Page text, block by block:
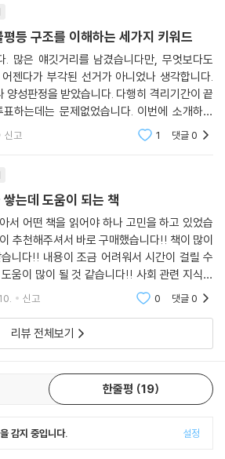
의 강한 국가는, 다윈의 표현을 빌리자면 ‘공
고 효율적인 국가는 서로 다른 두 차원의 것이
해 이야기하면 우리는 쌀밥을 먹으며 더 크
러한 국가를 만들었기에 쌀밥을 계속 먹을 수
색하더라도 동아시아 국가는 쌀 국가rice sta
국가의 기원」 중에서
실제로 실현되는지 여부와 관계없이, 개인에
을 가능케 했다. 개인 간의 숙련도가 평준화
숙련도가 동일한 속도로 성장할 것이라는 가
인력에게 동일한 보상을 주는 것이 가능해진
조직의 목표를 함께 이루었으니 연차 그룹에
눈 후, 같은 연차 내에서는─평등하게─n분
술은 연차 높은 사람이 산다). 따라서 연공제는
에 연대 의식을 고양시켰고, 생산성이 집합적
되었다. ‘왜 같이 일 해놓고 나이 많다고 더 가
리면 나처럼 보상받아’라는 미래에 대한 약속
, 30년 남은 세대’에게 강제되었다. 연공제는 어
, 혹은 기다릴 수 있는 자들(정규직)끼리의 ‘공
체제의 협업-관계 자본의 탄생」 중에서
하고 지배하는 룰이
상이 도래했다”
제의 구조 개혁 플랜
팬데믹과 복지국가의 역할까지, 오늘날 한국
현존을 흥미롭게 분석해 보여준다. 동아시아
의 준거로 삼는 여러 가지 원리가 있지만, 그
그것은 바로 ‘연공 문화’다. 경험 많고 나이
정을 맡기는 벼농사 체제의 위계 구조가 현대
금제도로 정착한 것이다.
의 세대』에 이어 이 책에서도 연공서열의 위계
한다. 연공제가 ‘세대 네트워크’와 ‘인구구
청년 실업과 비정규직 차별, 여성 배제의 구조
이터 분석을 통해 실증적으로 보여주는 이 책
인 구체제의 유산임을 밝히는 것이다. 오늘날
심에는 바로 이 연공제가 자리하고 있고, 따라
야 한다고 주장한다.
등 구조를 이해하는 세가지 키워드
도
젠다가 부각된 선거가 아니었나 생각합니다.
받았습니다. 다행히 격리기간이 끝
는 문제없었습니다. 이번에 소개하는
2021.3, 문학과지성사)는 작년 연말경 코로나
신고 1 댓글0
는데 도움이 되는 책
서 어떤 책을 읽어야 하나 고민을 하고 있었습
추천해주셔서 바로 구매했습니다!! 책이 많이
니다!! 내용이 조금 어려워서 시간이 걸릴 수
움이 많이 될 것 같습니다!! 사회 관련 지식을
것 같습니다!!
신고 0 댓글0
리뷰 전체보기
한줄평 19
감지 중입니다. 설정